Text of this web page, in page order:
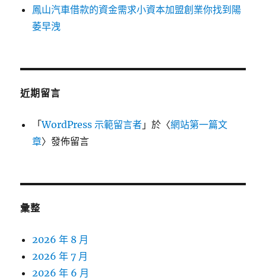
鳳山汽車借款的資金需求小資本加盟創業你找到陽
萎早洩
近期留言
「WordPress 示範留言者 」於〈網站第一篇文
章〉發佈留言
彙整
2026 年 8 月
2026 年 7 月
2026 年 6 月